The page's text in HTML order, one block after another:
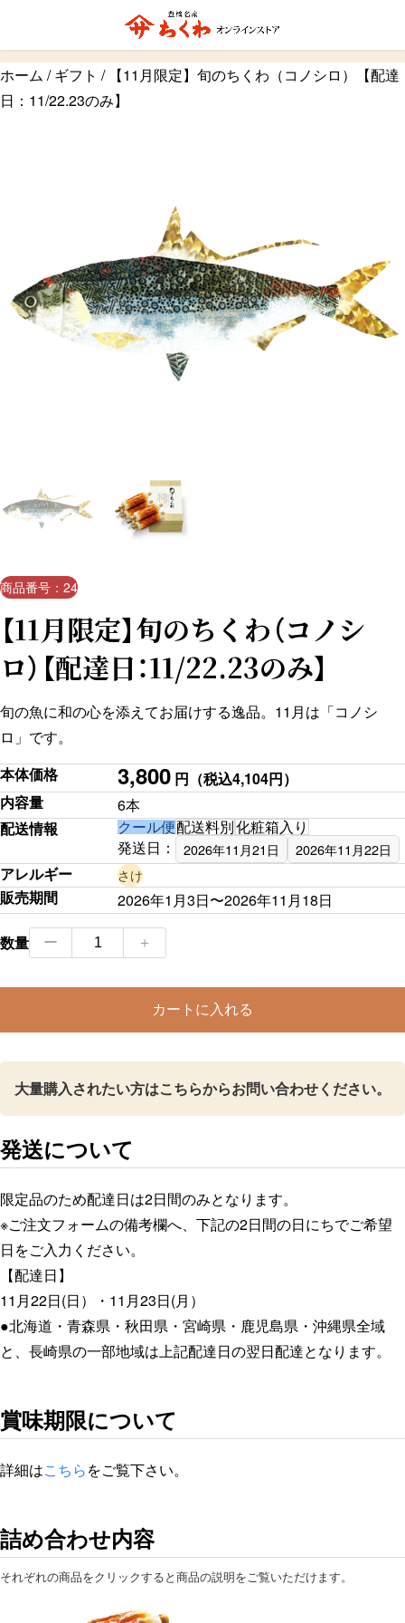
ホーム /ギフト / 【11月限定】旬のちくわ（コノシロ）【配達
日：11/22.23のみ】
商品番号：24
【11月限定】旬のちくわ（コノシ
ロ）【配達日：11/22.23のみ】
旬の魚に和の心を添えてお届けする逸品。11月は「コノシ
ロ」です。
本体価格
3,800 円 （税込4,104円）
内容量
6本
配送情報
クール便配送料別化粧箱入り
発送日：
2026年11月21日 2026年11月22日
アレルギー さけ
販売期間 2026年1月3日〜2026年11月18日
数量 ー
【11
月
限
の
ち
く
わ
（コ
ノ
シ
ロ）
【配
達
日：
11/22.23
個
＋
カートに入れる
大量購入されたい方はこちらからお問い合わせください。
発送について
限定品のため配達日は2日間のみとなります。
※ご注文フォームの備考欄へ、下記の2日間の日にちでご希望
日をご入力ください。
【配達日】
11月22日(日）・11月23日(月）
●北海道・青森県・秋田県・宮崎県・鹿児島県・沖縄県全域
と、長崎県の一部地域は上記配達日の翌日配達となります。
賞味期限について
詳細はこちらをご覧下さい。
詰め合わせ内容
それぞれの商品をクリックすると商品の説明をご覧いただけます。